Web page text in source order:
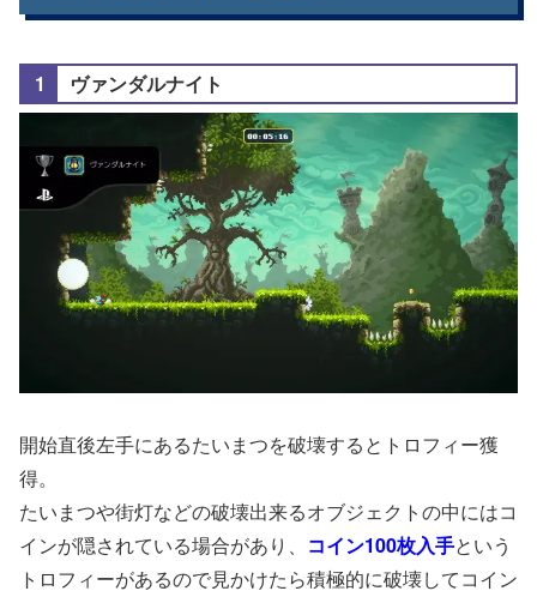
ヴァンダルナイト
開始直後左手にあるたいまつを破壊するとトロフィー獲
得。
たいまつや街灯などの破壊出来るオブジェクトの中にはコ
インが隠されている場合があり、 コイン100枚入手という
トロフィーがあるので見かけたら積極的に破壊してコイン